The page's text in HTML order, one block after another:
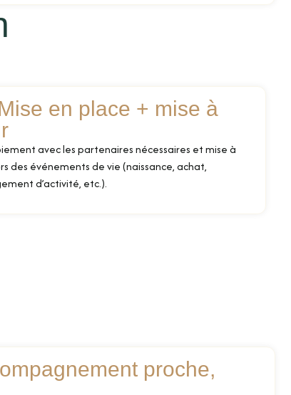
en place + mise à
avec les partenaires nécessaires et mise à
des événements de vie (naissance, achat,
d’activité, etc.).
proche,